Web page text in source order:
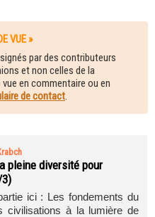
VUE »
par des contributeurs
et non celles de la
en commentaire ou en
de contact.
pleine diversité pour
ici : Les fondements du
civilisations à la lumière de